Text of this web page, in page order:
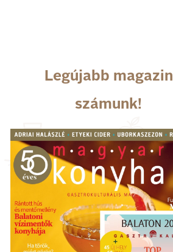
Legújabb magazin
számunk!